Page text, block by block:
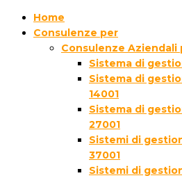
Home
Consulenze per
Consulenze Aziendali
Sistema di
Sistema di
14001
Sistema di
27001
Sistemi di
37001
Sistemi di